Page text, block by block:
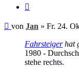
Beitrag
von Jan » Fr. 24.
Fahrsteigerhat
1980 -
stehe rechts.